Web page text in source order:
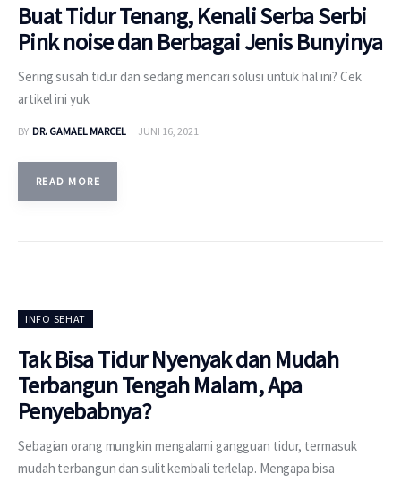
Buat Tidur Tenang, Kenali Serba Serbi
Pink noise dan Berbagai Jenis Bunyinya
Sering susah tidur dan sedang mencari solusi untuk hal ini? Cek
artikel ini yuk
BY DR. GAMAEL MARCEL JUNI 16, 2021
READ MORE
INFO SEHAT
Tak Bisa Tidur Nyenyak dan Mudah
Terbangun Tengah Malam, Apa
Penyebabnya?
Sebagian orang mungkin mengalami gangguan tidur, termasuk
mudah terbangun dan sulit kembali terlelap. Mengapa bisa